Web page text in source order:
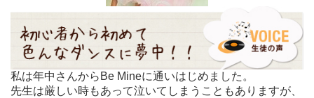
私は年中さんからBe Mineに通いはじめました。
先生は厳しい時もあって泣いてしまうこともありますが、